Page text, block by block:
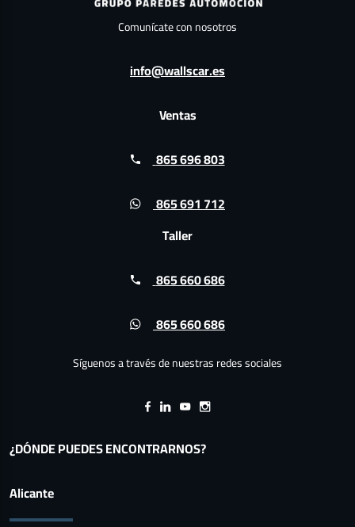
Comunícate con nosotros
info@wallscar.es
Ventas
865 696 803
865 691 712
Taller
865 660 686
865 660 686
Síguenos a través de nuestras redes sociales
¿DÓNDE PUEDES ENCONTRARNOS?
Alicante